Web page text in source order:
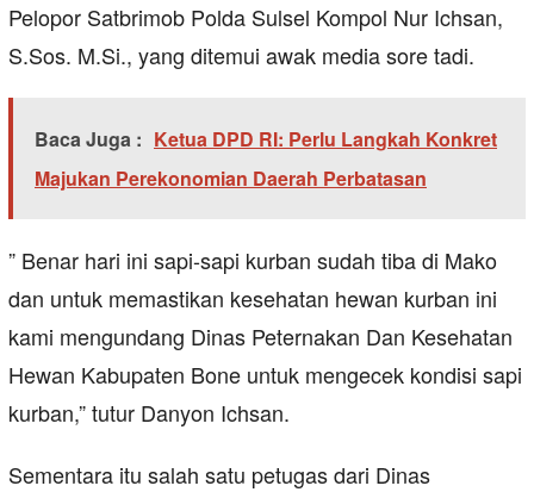
Pelopor Satbrimob Polda Sulsel Kompol Nur Ichsan,
S.Sos. M.Si., yang ditemui awak media sore tadi.
Baca Juga : Ketua DPD RI: Perlu Langkah Konkret
Majukan Perekonomian Daerah Perbatasan
” Benar hari ini sapi-sapi kurban sudah tiba di Mako
dan untuk memastikan kesehatan hewan kurban ini
kami mengundang Dinas Peternakan Dan Kesehatan
Hewan Kabupaten Bone untuk mengecek kondisi sapi
kurban,” tutur Danyon Ichsan.
Sementara itu salah satu petugas dari Dinas